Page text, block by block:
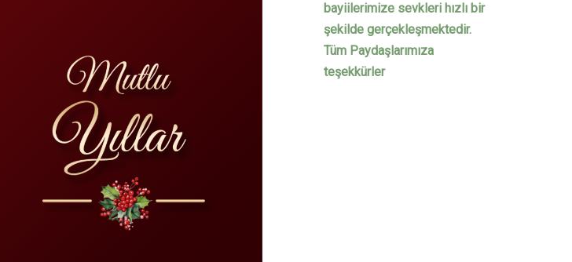
bayiilerimize sevkleri hızlı bir
şekilde gerçekleşmektedir.
Tüm Paydaşlarımıza
teşekkürler